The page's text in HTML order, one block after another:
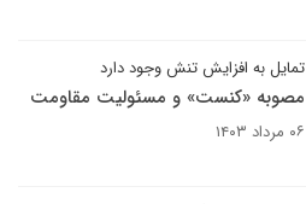
تمایل به افزایش تنش وجود دارد
مصوبه «کنست» و مسئولیت مقاومت
۰۶ مرداد ۱۴۰۳